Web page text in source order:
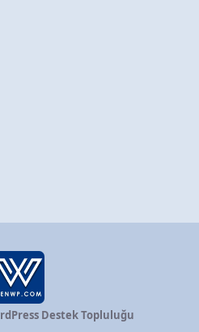
Destek Topluluğu